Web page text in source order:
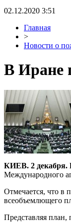
02.12.2020 3:51
Главная
>
Новости о
В Иране
КИЕВ. 2 декабря.
Международного
Отмечается, что в
всеобъемлющего
Представляя план,